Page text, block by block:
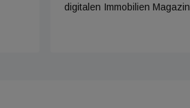
digitalen Immobilien Magazin